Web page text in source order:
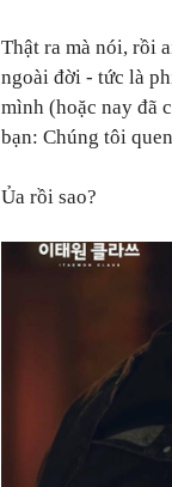
Thật ra mà nói, rồi
ngoài đời - tức là
mình (hoặc nay đã
bạn: Chúng tôi
Ủa rồi sao?